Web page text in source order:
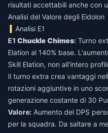
risultati accettabili anche con
Analisi del Valore degli Eidolon
Analisi E1
E1 Chuckle Chimes: Turno
Elation al 140% base.
Skill Elation, non all'intero
Il turno extra crea vantaggi
rotazioni aggiuntive in uno
generazione costante di 30
Valore: Aumento del DPS
per la squadra. Da saltare a